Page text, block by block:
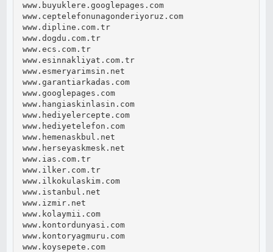
www.buyuklere.googlepages.com
www.ceptelefonunagonderiyoruz.com
www.dipline.com.tr
www.dogdu.com.tr
www.ecs.com.tr
www.esinnakliyat.com.tr
www.esmeryarimsin.net
www.garantiarkadas.com
www.googlepages.com
www.hangiaskinlasin.com
www.hediyelercepte.com
www.hediyetelefon.com
www.hemenaskbul.net
www.herseyaskmesk.net
www.ias.com.tr
www.ilker.com.tr
www.ilkokulaskim.com
www.istanbul.net
www.izmir.net
www.kolaymii.com
www.kontordunyasi.com
www.kontoryagmuru.com
www.koysepete.com